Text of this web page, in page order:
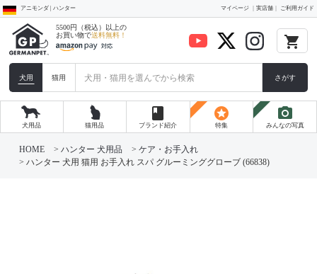
アニモンダ | ハンター マイページ 実店舗 ご利用ガイド
5500円（税込）以上の
お買い物で送料無料！ local_grocery_store
犬用 猫用 さがす
犬用品 猫用品
book
ブランド紹介
stars
特集
photo_camera
みんなの写真
HOME ハンター 犬用品
ケア・お手入れ
ハンター 犬用 猫用 お手入れ スパ グルーミンググローブ (66838)